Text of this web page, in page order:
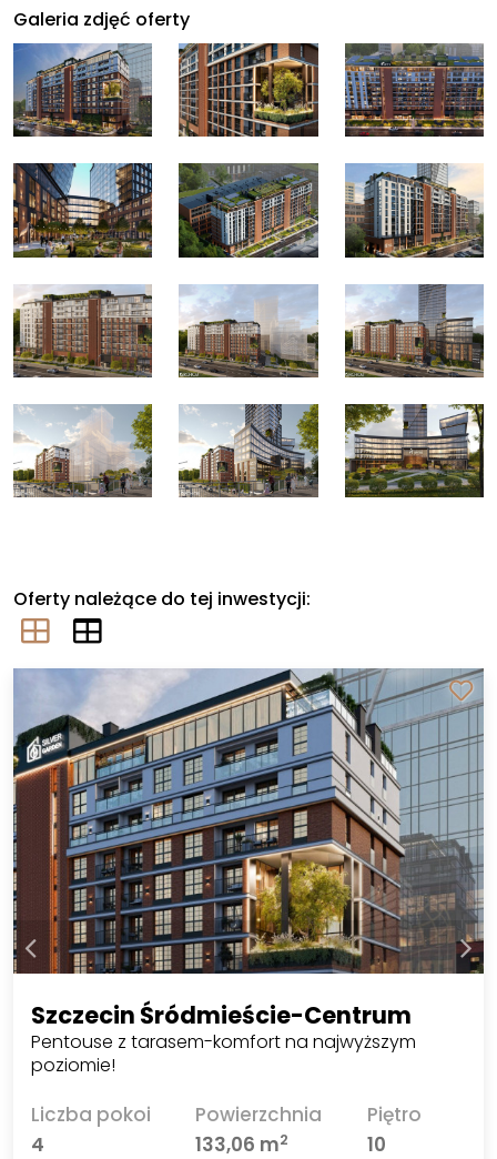
Galeria zdjęć oferty
Oferty należące do tej inwestycji:
Szczecin Śródmieście-Centrum
Pentouse z tarasem-komfort na najwyższym
poziomie!
Liczba pokoi
4
Powierzchnia
133,06 m2
Piętro
10